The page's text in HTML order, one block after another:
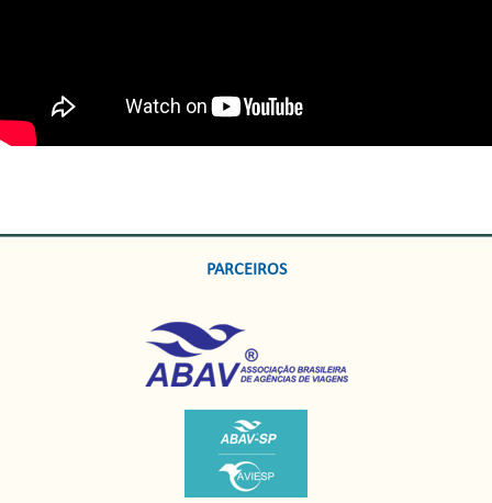
PARCEIROS